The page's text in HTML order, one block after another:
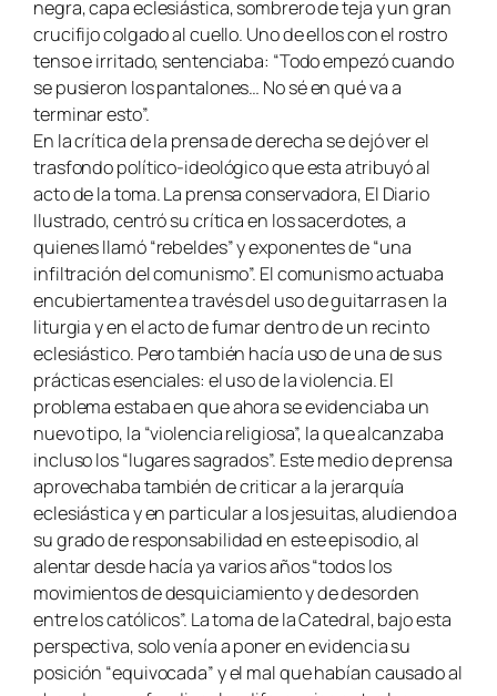
negra, capa eclesiástica, sombrero de teja y un gran
crucifijo colgado al cuello. Uno de ellos con el rostro
tenso e irritado, sentenciaba: “Todo empezó cuando
se pusieron los pantalones… No sé en qué va a
terminar esto”.
En la crítica de la prensa de derecha se dejó ver el
trasfondo político-ideológico que esta atribuyó al
acto de la toma. La prensa conservadora, El Diario
Ilustrado, centró su crítica en los sacerdotes, a
quienes llamó “rebeldes” y exponentes de “una
infiltración del comunismo”. El comunismo actuaba
encubiertamente a través del uso de guitarras en la
liturgia y en el acto de fumar dentro de un recinto
eclesiástico. Pero también hacía uso de una de sus
prácticas esenciales: el uso de la violencia. El
problema estaba en que ahora se evidenciaba un
nuevo tipo, la “violencia religiosa”, la que alcanzaba
incluso los “lugares sagrados”. Este medio de prensa
aprovechaba también de criticar a la jerarquía
eclesiástica y en particular a los jesuitas, aludiendo a
su grado de responsabilidad en este episodio, al
alentar desde hacía ya varios años “todos los
movimientos de desquiciamiento y de desorden
entre los católicos”. La toma de la Catedral, bajo esta
perspectiva, solo venía a poner en evidencia su
posición “equivocada” y el mal que habían causado al